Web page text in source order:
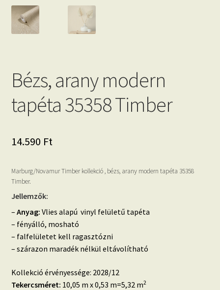
Bézs, arany modern
tapéta 35358 Timber
14.590 Ft
Marburg/Novamur Timber kollekció , bézs, arany modern tapéta 35358
Timber.
Jellemzők:
– Anyag: Vlies alapú vinyl felületű tapéta
– fényálló, mosható
– falfelületet kell ragasztózni
– szárazon maradék nélkül eltávolítható
Kollekció érvényessége: 2028/12
Tekercsméret: 10,05 m x 0,53 m=5,32 m2